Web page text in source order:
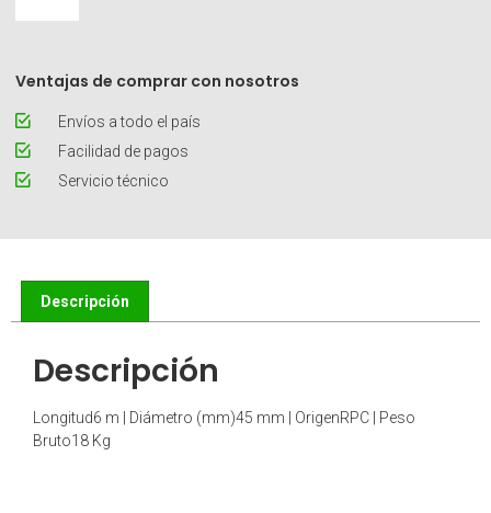
Ventajas de comprar con nosotros
Envíos a todo el país
Facilidad de pagos
Servicio técnico
Descripción
Descripción
Longitud6 m | Diámetro (mm)45 mm | OrigenRPC | Peso
Bruto18 Kg